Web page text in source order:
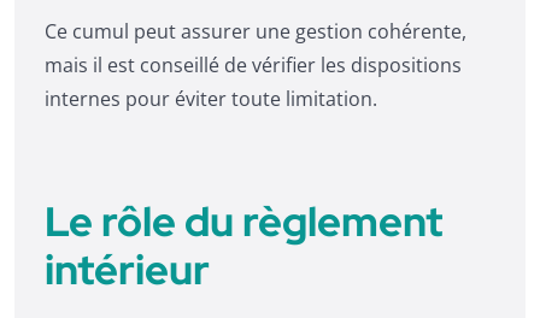
Ce cumul peut assurer une gestion cohérente,
mais il est conseillé de vérifier les dispositions
internes pour éviter toute limitation.
Le rôle du règlement
intérieur